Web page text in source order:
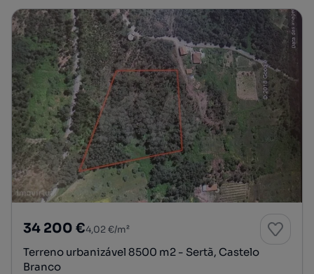
34 200 €4,02 €/m²
Terreno urbanizável 8500 m2 - Sertã, Castelo
Branco